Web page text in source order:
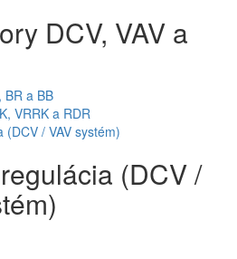
DCV, VAV a
BR a BB
VRRK a RDR
/ VAV systém)
(DCV /